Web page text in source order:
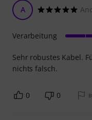
A
Sehr robustes Kabel.
nichts falsch.
Verarbeitung
0 0